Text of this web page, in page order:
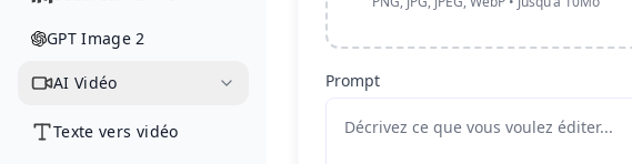
GPT Image 2
AI Vidéo
Texte vers vidéo
Prompt